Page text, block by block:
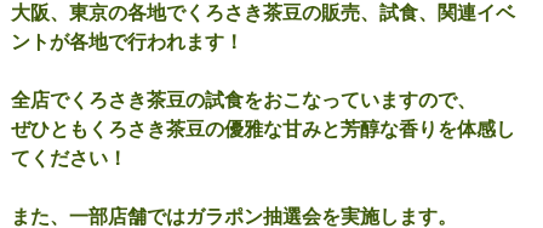
大阪、東京の各地でくろさき茶豆の販売、試食、関連イベ
ントが各地で行われます！
全店でくろさき茶豆の試食をおこなっていますので、
ぜひともくろさき茶豆の優雅な甘みと芳醇な香りを体感し
てください！
また、一部店舗ではガラポン抽選会を実施します。